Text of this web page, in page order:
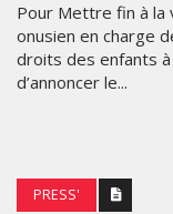
Pour Mettre fin à la
onusien en charge
droits des enfants
d’annoncer le...
PRESS'